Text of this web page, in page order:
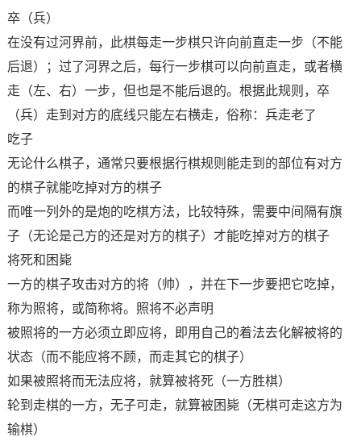
卒（兵）
在没有过河界前，此棋每走一步棋只许向前直走一步（不能
后退）；过了河界之后，每行一步棋可以向前直走，或者横
走（左、右）一步，但也是不能后退的。根据此规则，卒
（兵）走到对方的底线只能左右横走，俗称：兵走老了
吃子
无论什么棋子，通常只要根据行棋规则能走到的部位有对方
的棋子就能吃掉对方的棋子
而唯一列外的是炮的吃棋方法，比较特殊，需要中间隔有旗
子（无论是己方的还是对方的棋子）才能吃掉对方的棋子
将死和困毙
一方的棋子攻击对方的将（帅），并在下一步要把它吃掉，
称为照将，或简称将。照将不必声明
被照将的一方必须立即应将，即用自己的着法去化解被将的
状态（而不能应将不顾，而走其它的棋子）
如果被照将而无法应将，就算被将死（一方胜棋）
轮到走棋的一方，无子可走，就算被困毙（无棋可走这方为
输棋）